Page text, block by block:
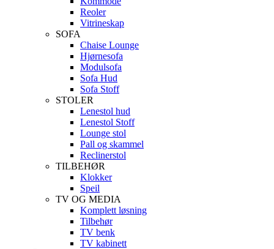
Reoler
Vitrineskap
SOFA
Chaise Lounge
Hjørnesofa
Modulsofa
Sofa Hud
Sofa Stoff
STOLER
Lenestol hud
Lenestol Stoff
Lounge stol
Pall og skammel
Reclinerstol
TILBEHØR
Klokker
Speil
TV OG MEDIA
Komplett løsning
Tilbehør
TV benk
TV kabinett